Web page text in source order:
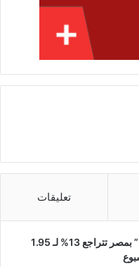
تعليقات
معاملات “الإنتربنك” بمصر تتراجع 13% لـ 1.95